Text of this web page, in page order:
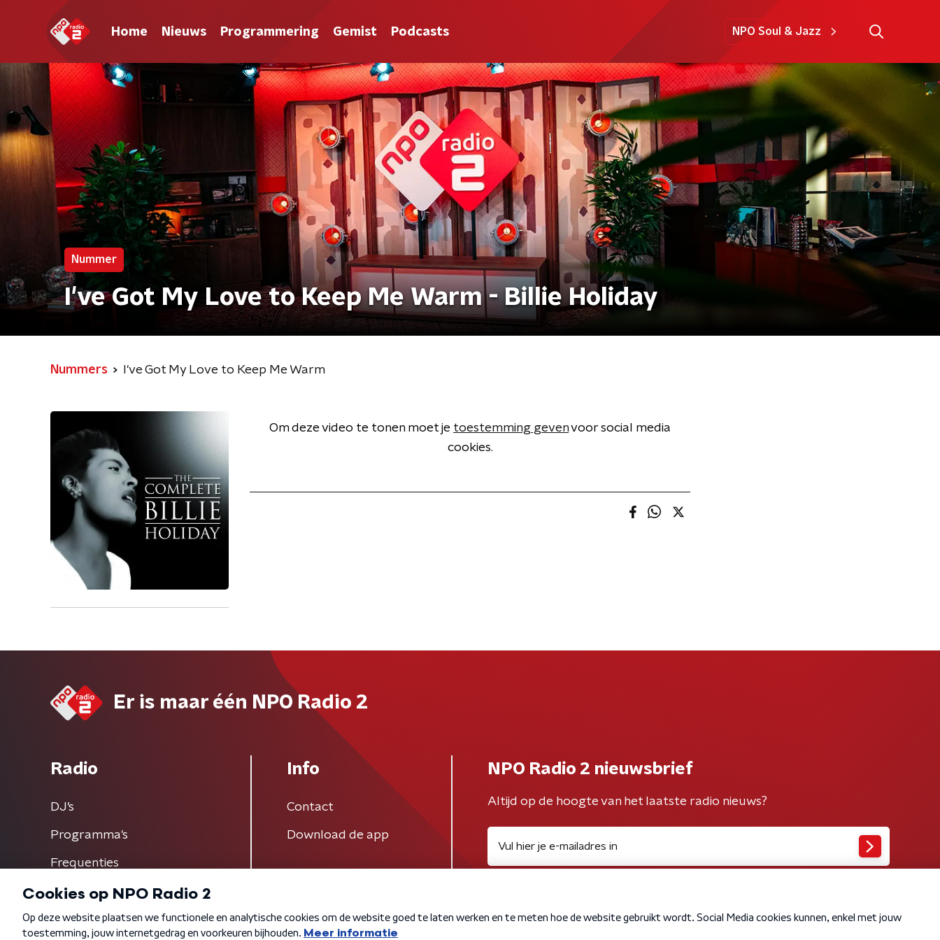
Home Nieuws Programmering Gemist Podcasts NPO Soul & Jazz
Nummer
I've Got My Love to Keep Me Warm - Billie Holiday
Nummers I've Got My Love to Keep Me Warm
Om deze video te tonen moet je toestemming gevenvoor social media
cookies.
Er is maar één NPO Radio 2
Radio
DJ’s
Programma's
Frequenties
Info
Contact
Download de app
NPO Radio 2 nieuwsbrief
Altijd op de hoogte van het laatste radio nieuws?